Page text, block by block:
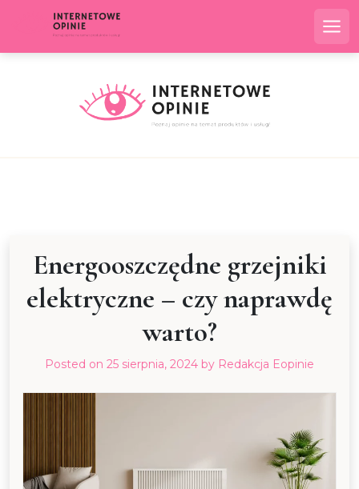
Energooszczędne grzejniki
elektryczne – czy naprawdę
warto?
Posted on 25 sierpnia, 2024 by Redakcja Eopinie